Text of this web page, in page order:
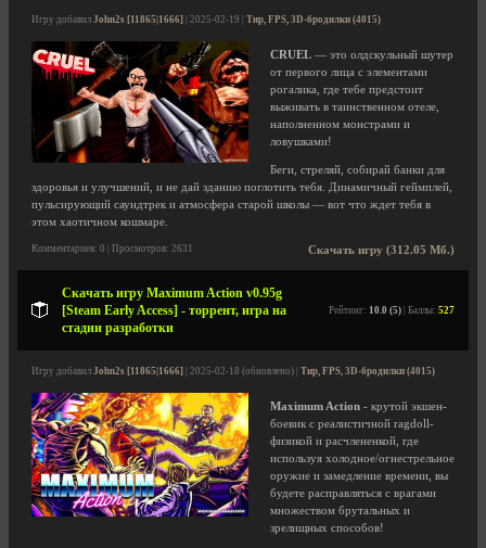
Игру добавил John2s [11865|1666] | 2025-02-19 | Тир, FPS, 3D-бродилки (4015)
CRUEL — это олдскульный шутер
от первого лица с элементами
рогалика, где тебе предстоит
выживать в таинственном отеле,
наполненном монстрами и
ловушками!
Беги, стреляй, собирай банки для
здоровья и улучшений, и не дай зданию поглотить тебя. Динамичный геймплей,
пульсирующий саундтрек и атмосфера старой школы — вот что ждет тебя в
этом хаотичном кошмаре.
Скачать игру (312.05 Мб.)
Комментариев: 0 | Просмотров: 2631
Скачать игру Maximum Action v0.95g
[Steam Early Access] - торрент, игра на
стадии разработки
Рейтинг: 10.0 (5) | Баллы: 527
Игру добавил John2s [11865|1666] | 2025-02-18 (обновлено) | Тир, FPS, 3D-бродилки (4015)
Maximum Action - крутой экшен-
боевик с реалистичной ragdoll-
физикой и расчлененкой, где
используя холодное/огнестрельное
оружие и замедление времени, вы
будете расправляться с врагами
множеством брутальных и
зрелищных способов!